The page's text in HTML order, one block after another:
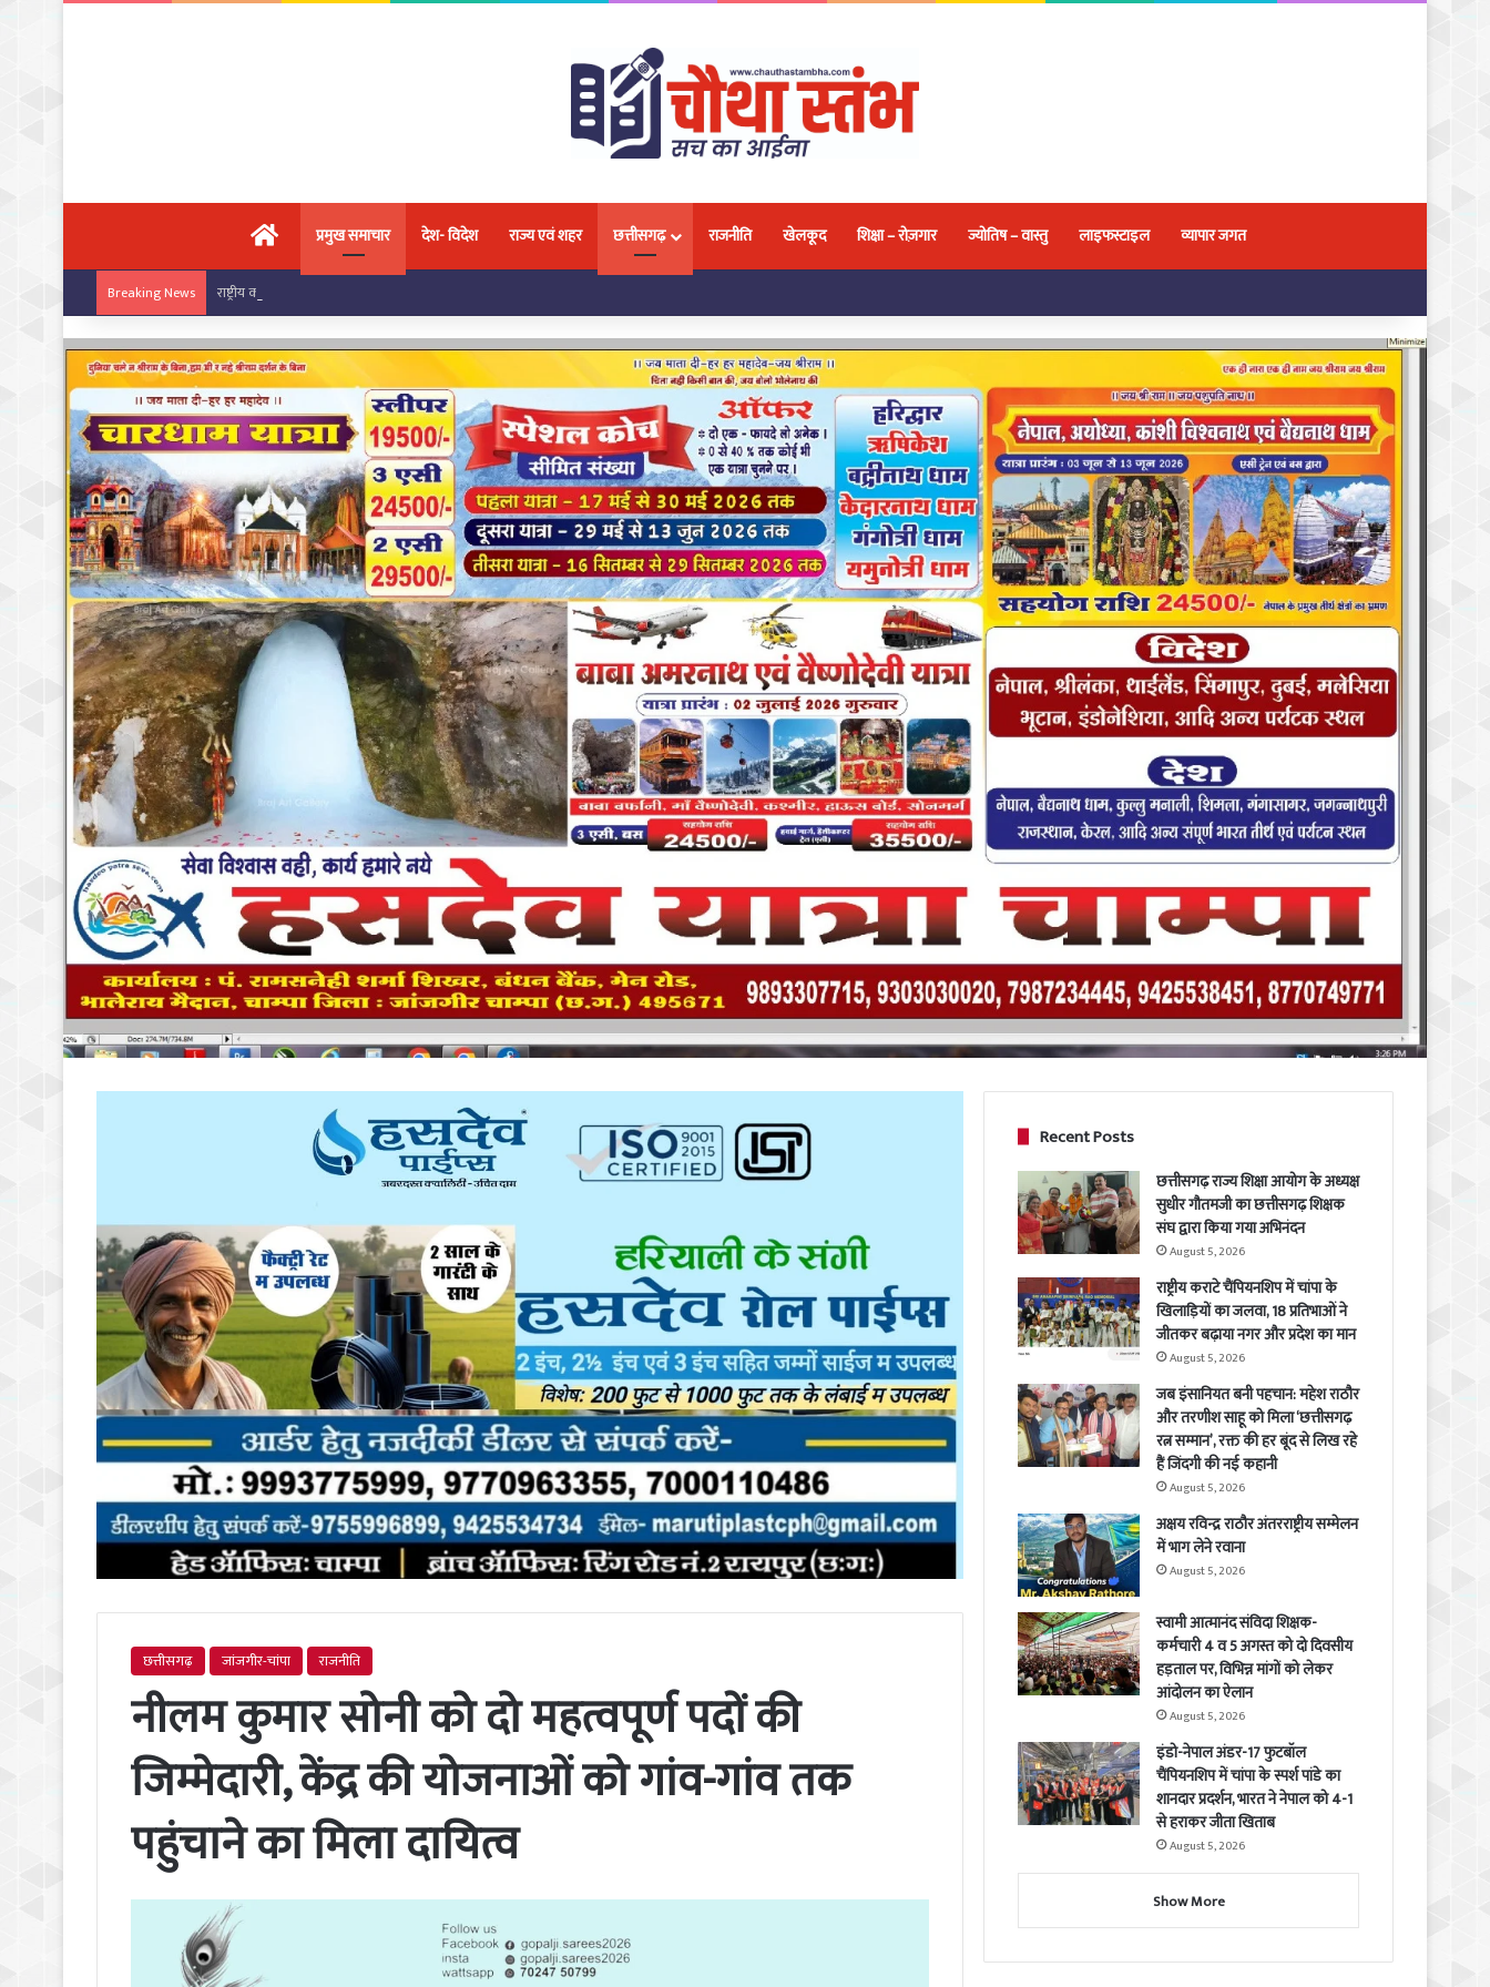
मुख्य पृष्ठप्रमुख समाचार देश- विदेश राज्य एवं शहर छत्तीसगढ़ राजनीति खेलकूद शिक्षा – रोज़गार ज्योतिष – वास्तु लाइफस्टाइल व्यापार जगत
Breaking News राष्ट्रीय कराटे चैंपियनशिप में चांपा के खिलाड़ियों का जलवा, 18 प्रतिभाओं ने जीतकर बढ़ाया नगर और प्रदेश का मान
छत्तीसगढ़ जांजगीर-चांपा राजनीति
नीलम कुमार सोनी को दो महत्वपूर्ण पदों की
जिम्मेदारी, केंद्र की योजनाओं को गांव-गांव तक
पहुंचाने का मिला दायित्व
Recent Posts
छत्तीसगढ़ राज्य शिक्षा आयोग के अध्यक्ष
सुधीर गौतमजी का छत्तीसगढ़ शिक्षक
संघ द्वारा किया गया अभिनंदन
August 5, 2026
राष्ट्रीय कराटे चैंपियनशिप में चांपा के
खिलाड़ियों का जलवा, 18 प्रतिभाओं ने
जीतकर बढ़ाया नगर और प्रदेश का मान
August 5, 2026
जब इंसानियत बनी पहचान: महेश राठौर
और तरणीश साहू को मिला ‘छत्तीसगढ़
रत्न सम्मान’, रक्त की हर बूंद से लिख रहे
हैं जिंदगी की नई कहानी
August 5, 2026
अक्षय रविन्द्र राठौर अंतरराष्ट्रीय सम्मेलन
में भाग लेने रवाना
August 5, 2026
स्वामी आत्मानंद संविदा शिक्षक-
कर्मचारी 4 व 5 अगस्त को दो दिवसीय
हड़ताल पर, विभिन्न मांगों को लेकर
आंदोलन का ऐलान
August 5, 2026
इंडो-नेपाल अंडर-17 फुटबॉल
चैंपियनशिप में चांपा के स्पर्श पांडे का
शानदार प्रदर्शन, भारत ने नेपाल को 4-1
से हराकर जीता खिताब
August 5, 2026
Show More